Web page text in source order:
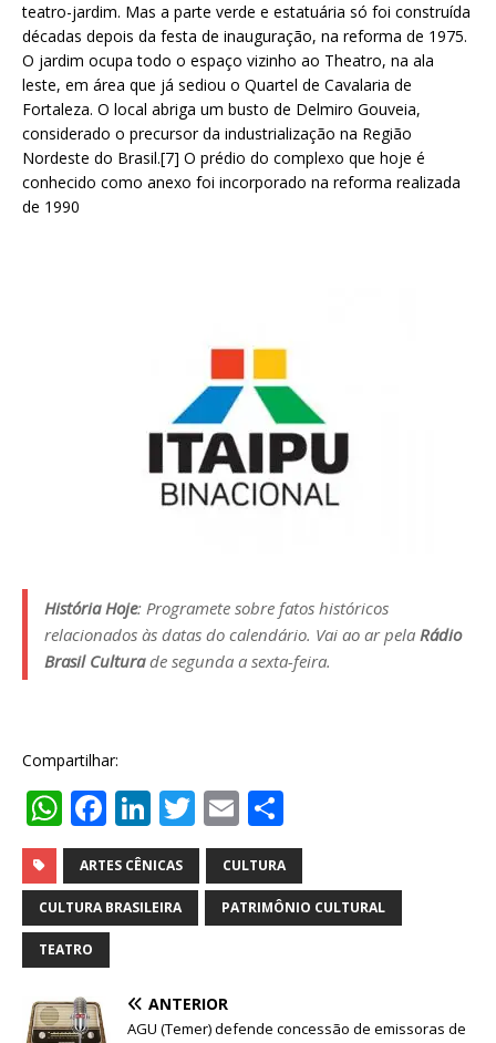
teatro-jardim. Mas a parte verde e estatuária só foi construída
décadas depois da festa de inauguração, na reforma de 1975.
O jardim ocupa todo o espaço vizinho ao Theatro, na ala
leste, em área que já sediou o Quartel de Cavalaria de
Fortaleza. O local abriga um busto de Delmiro Gouveia,
considerado o precursor da industrialização na Região
Nordeste do Brasil.[7] O prédio do complexo que hoje é
conhecido como anexo foi incorporado na reforma realizada
de 1990
História Hoje: Programete sobre fatos históricos
relacionados às datas do calendário. Vai ao ar pela Rádio
Brasil Culturade segunda a sexta-feira.
Compartilhar:
W
h
at
s
A
p
p
F
a
c
e
o
Li
n
k
e
T
w
it
te
E
m
ai
l
h
ar
e
ARTES CÊNICAS CULTURA
CULTURA BRASILEIRA PATRIMÔNIO CULTURAL
TEATRO
ANTERIOR
AGU (Temer) defende concessão de emissoras de